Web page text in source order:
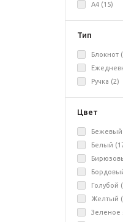
A4 (15)
Тип
Блокнот (
Ручка (2)
Цвет
Бежевый
Белый (
Голубой (
Желтый (
Зеленое